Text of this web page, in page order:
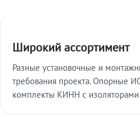
Широкий ассортимент
Разные установочные и
требования проекта. Опорные
комплекты КИНН с